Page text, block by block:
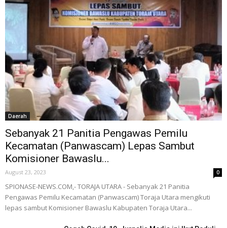
Daerah
Sebanyak 21 Panitia Pengawas Pemilu
Kecamatan (Panwascam) Lepas Sambut
Komisioner Bawaslu...
August 23, 2023 0
SPIONASE-NEWS.COM,- TORAJA UTARA - Sebanyak 21 Panitia
Pengawas Pemilu Kecamatan (Panwascam) Toraja Utara mengikuti
lepas sambut Komisioner Bawaslu Kabupaten Toraja Utara...